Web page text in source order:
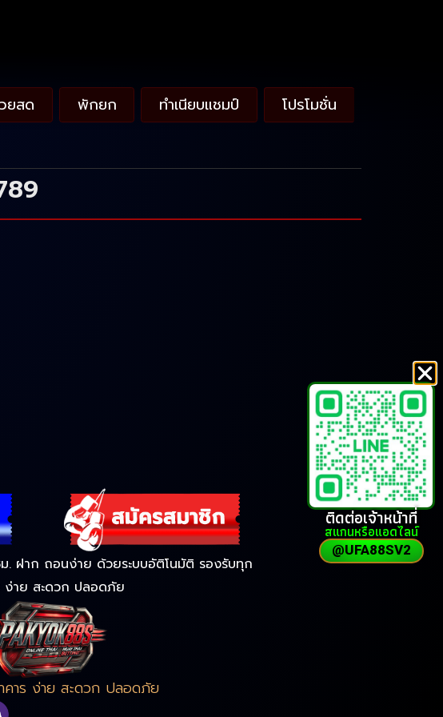
ยสด พักยก ทำเนียบแชมป์ โปรโมชั่น
ฝาก ถอนง่าย ด้วยระบบอัติโนมัติ รองรับทุก
ง่าย สะดวก ปลอดภัย
าร ง่าย สะดวก ปลอดภัย
ติดต่อเจ้าหน้าที่
สแกนหรือแอดไลน์
@UFA88SV2